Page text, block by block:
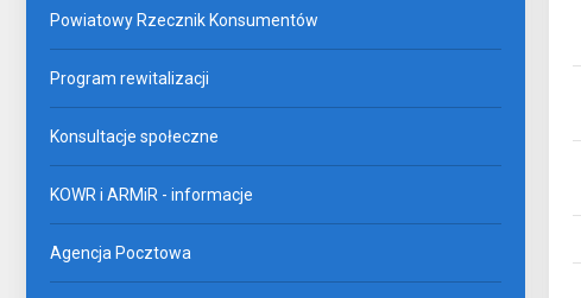
Powiatowy Rzecznik Konsumentów
Program rewitalizacji
Konsultacje społeczne
KOWR i ARMiR - informacje
Agencja Pocztowa